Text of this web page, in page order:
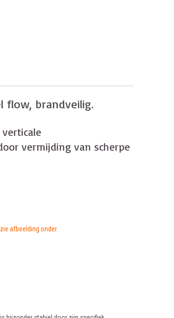
flow, brandveilig.
vermijding van scherpe
afbeelding onder.